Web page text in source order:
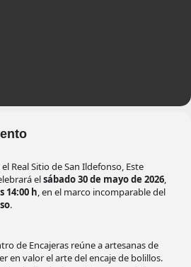
Real Sitio de San Ildefonso, Este
elsábado 30 de mayo de 2026,
14:00 h, en el marco incomparable del
.
de Encajeras reúne a artesanas de
en valor el arte del encaje de bolillos.